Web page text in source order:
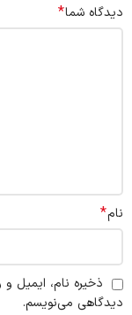
دیدگاه شما*
نام*
ذخیره نام، ایمیل
دیدگاهی می‌نویسم.